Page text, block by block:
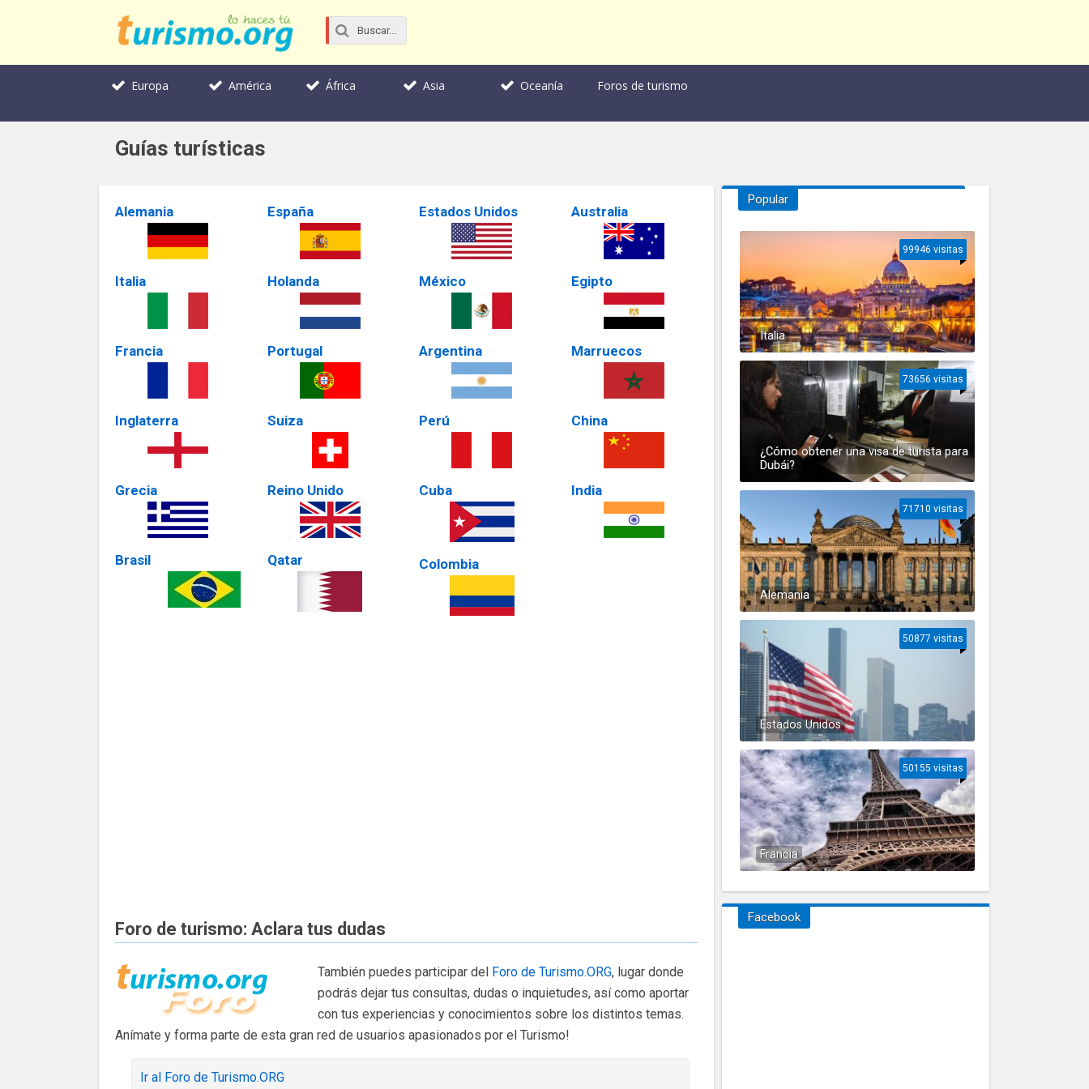
Europa América África Asia Oceanía Foros de turismo
Guías turísticas
Alemania
Italia
Francia
Inglaterra
Grecia
Brasil
España
Holanda
Portugal
Suiza
Reino Unido
Qatar
Estados Unidos
México
Argentina
Perú
Cuba
Colombia
Australia
Egipto
Marruecos
China
India
Foro de turismo: Aclara tus dudas
También puedes participar del Foro de Turismo.ORG, lugar donde
podrás dejar tus consultas, dudas o inquietudes, así como aportar
con tus experiencias y conocimientos sobre los distintos temas.
Anímate y forma parte de esta gran red de usuarios apasionados por el Turismo!
Ir al Foro de Turismo.ORG
Popular
Italia
99946 visitas
¿Cómo obtener una visa de turista para
Dubái?
73656 visitas
Alemania
71710 visitas
Estados Unidos
50877 visitas
Francia
50155 visitas
Facebook